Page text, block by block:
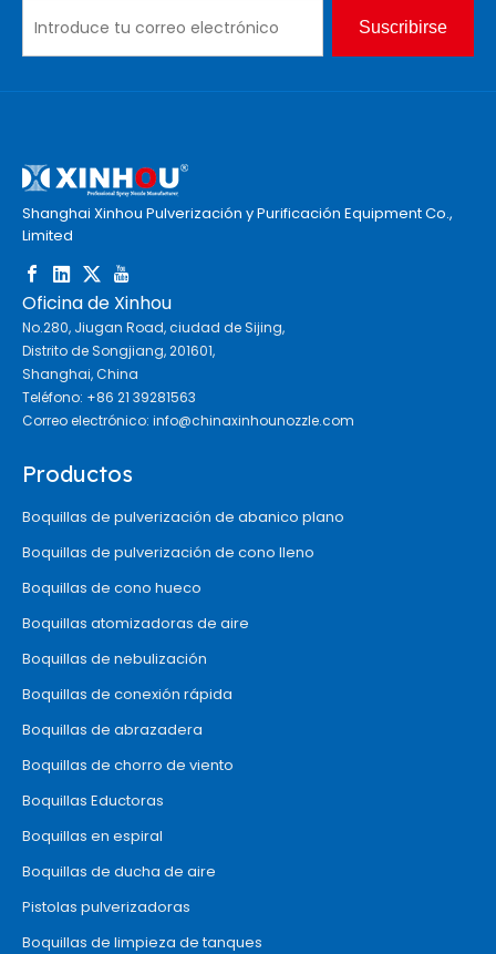
Suscribirse
Shanghai Xinhou Pulverización y Purificación Equipment Co.,
Limited
Oficina de Xinhou
No.280, Jiugan Road, ciudad de Sijing,
Distrito de Songjiang, 201601,
Shanghai, China
Teléfono: +86 21 39281563
Correo electrónico: info@chinaxinhounozzle.com
Productos
Boquillas de pulverización de abanico plano
Boquillas de pulverización de cono lleno
Boquillas de cono hueco
Boquillas atomizadoras de aire
Boquillas de nebulización
Boquillas de conexión rápida
Boquillas de abrazadera
Boquillas de chorro de viento
Boquillas Eductoras
Boquillas en espiral
Boquillas de ducha de aire
Pistolas pulverizadoras
Boquillas de limpieza de tanques